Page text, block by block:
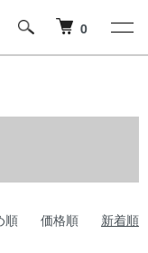
0
順 価格順 新着順